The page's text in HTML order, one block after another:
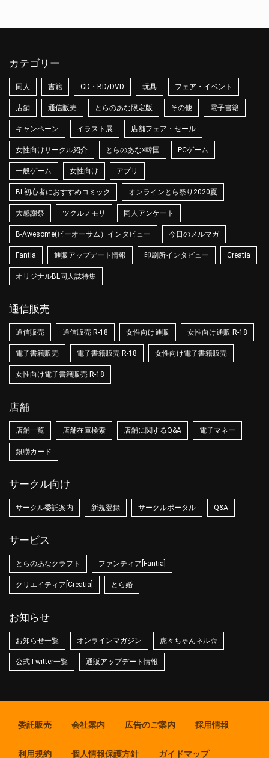
カテゴリー
同人 書籍 CD・BD/DVD 玩具 フェア・イベント
店舗 通信販売 とらのあな限定版 その他 電子書籍
キャンペーン イラスト展 店舗フェア・セール
女性向けサークル紹介 とらのあな×韓国 PCゲーム
一般ゲーム 女性向け アプリ
BL初心者におすすめコミック オンラインとら祭り2020夏
大感謝祭 ツクルノモリ 同人アンケート
B-Awesome(ビーオーサム）インタビュー 今日のメルマガ
Fantia 通販アップデート情報 印刷所インタビュー Creatia
オリジナルBL同人誌特集
通信販売
通信販売 通信販売 R-18 女性向け通販 女性向け通販 R-18
電子書籍販売 電子書籍販売 R-18 女性向け電子書籍販売
女性向け電子書籍販売 R-18
店舗
店舗一覧 店舗在庫検索 店舗に関するQ&A 電子マネー
銀聯カード
サークル向け
サークル委託案内 新規登録 サークルポータル Q&A
サービス
とらのあなクラフト ファンティア[Fantia]
クリエイティア[Creatia] とら婚
お知らせ
お知らせ一覧 オンラインマガジン 虎々ちゃんネル☆
公式Twitter一覧 通販アップデート情報
委託販売 会社案内 広告のご案内 採用情報
利用規約 個人情報保護方針 ガイドマップ